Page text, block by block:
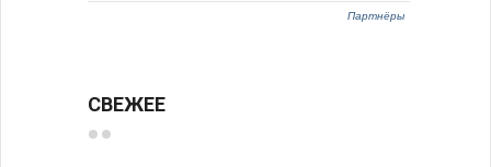
Партнёры
СВЕЖЕЕ